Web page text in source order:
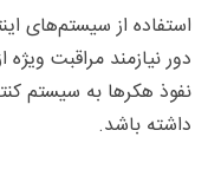
استفاده از سیستم‌های
دور نیازمند مراقبت
نفوذ هکرها به سیستم
داشته باشد.